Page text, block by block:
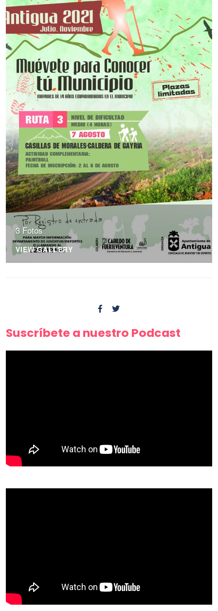
3 Fotos
VIEW GALLERY
Suscríbete a nuestro Podcast